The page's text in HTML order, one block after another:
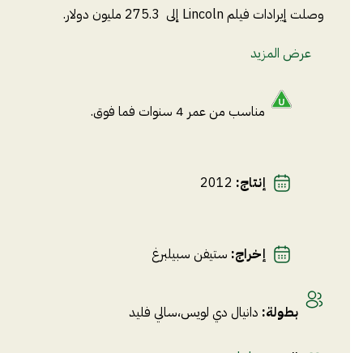
وصلت إيرادات فيلم Lincoln إلى 275.3 مليون دولار.
عرض المزيد
مناسب من عمر 4 سنوات فما فوق.
إنتاج:
2012
إخراج: ستيفن سبيلبرغ
بطولة: دانيال دي لويس،سالي فليد